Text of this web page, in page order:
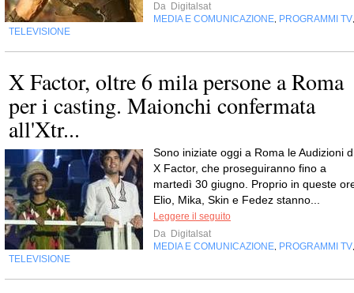
Da Digitalsat
MEDIA E COMUNICAZIONE PROGRAMMI TV
TELEVISIONE
X Factor, oltre 6 mila persone a Roma
per i casting. Maionchi confermata
all'Xtr...
Sono iniziate oggi a Roma le Audizioni
X Factor, che proseguiranno fino a
martedì 30 giugno. Proprio in queste
Elio, Mika, Skin e Fedez stanno...
Leggere il seguito
Da Digitalsat
MEDIA E COMUNICAZIONE PROGRAMMI TV
TELEVISIONE